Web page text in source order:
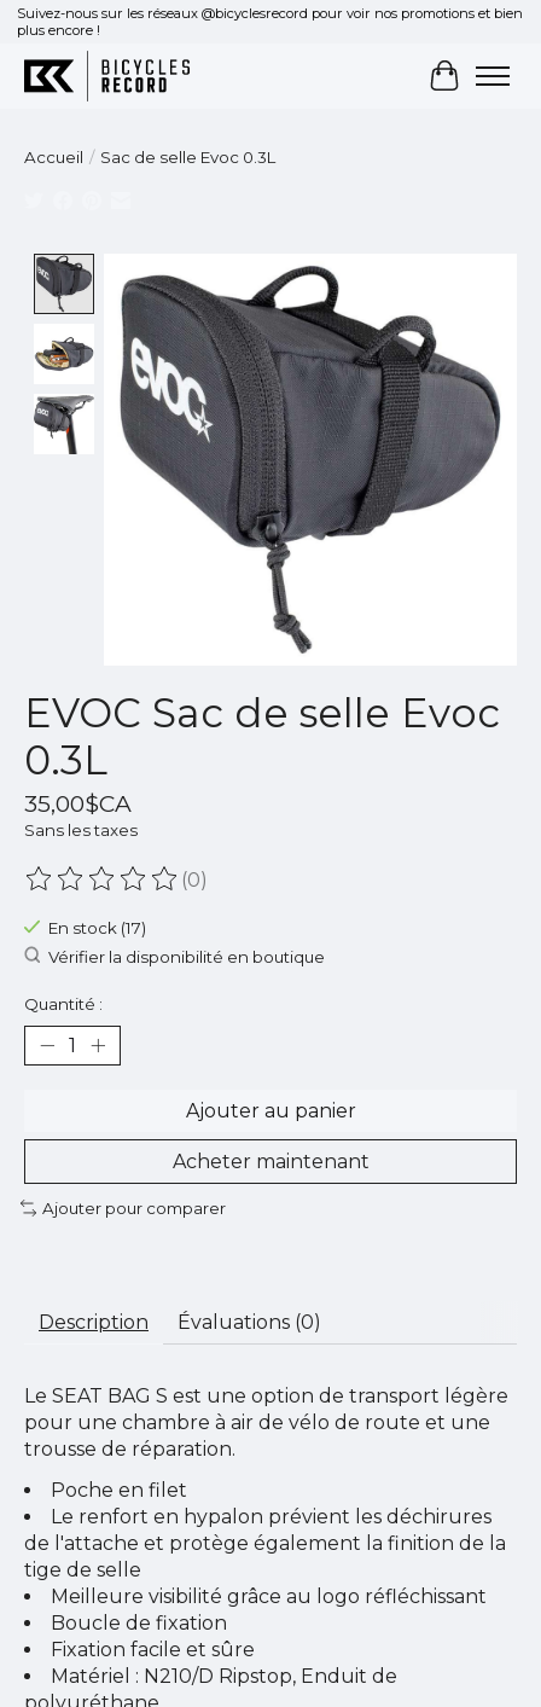
Suivez-nous sur les réseaux @bicyclesrecord pour voir nos promotions et bien
plus encore !
Panier
Accueil / Sac de selle Evoc 0.3L
Product image slideshow Items
EVOC Sac de selle Evoc
0.3L
35,00$CA
Sans les taxes
Ce produit est évalué à
(0)
En stock (17)
Vérifier la disponibilité en boutique
Quantité :
Ajouter au panier
Acheter maintenant
Ajouter pour comparer
Description Évaluations (0)
Le SEAT BAG S est une option de transport légère
pour une chambre à air de vélo de route et une
trousse de réparation.
Poche en filet
Le renfort en hypalon prévient les déchirures
de l'attache et protège également la finition de la
tige de selle
Meilleure visibilité grâce au logo réfléchissant
Boucle de fixation
Fixation facile et sûre
Matériel : N210/D Ripstop, Enduit de